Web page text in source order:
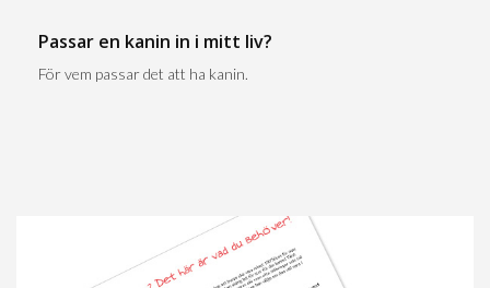
Passar en kanin in i mitt liv?
För vem passar det att ha kanin.